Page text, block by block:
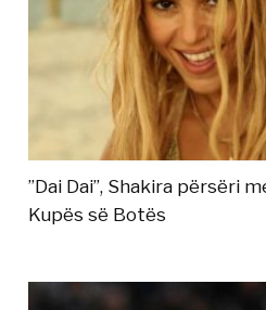
”Dai Dai”, Shakira përsëri
Kupës së Botës